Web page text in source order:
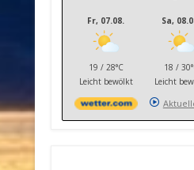
Fr, 07.08.
19 / 28°C
Leicht bewölkt
Sa,
18 /
Leicht